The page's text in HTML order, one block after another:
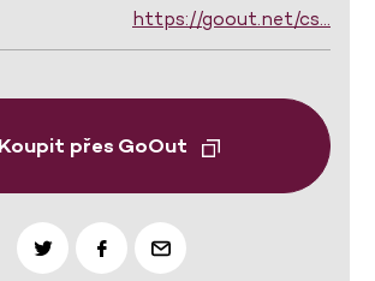
https://goout.net/cs…
Koupit přes GoOut